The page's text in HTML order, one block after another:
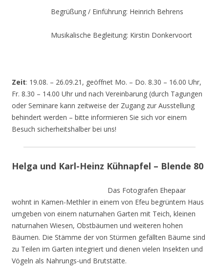
Begrüßung / Einführung: Heinrich Behrens
Musikalische Begleitung: Kirstin Donkervoort
Zeit: 19.08. – 26.09.21, geöffnet Mo. – Do. 8.30 – 16.00 Uhr,
Fr. 8.30 – 14.00 Uhr und nach Vereinbarung (durch Tagungen
oder Seminare kann zeitweise der Zugang zur Ausstellung
behindert werden – bitte informieren Sie sich vor einem
Besuch sicherheitshalber bei uns!
Helga und Karl-Heinz Kühnapfel – Blende 80
Das Fotografen Ehepaar
wohnt in Kamen-Methler in einem von Efeu begrüntem Haus
umgeben von einem naturnahen Garten mit Teich, kleinen
naturnahen Wiesen, Obstbäumen und weiteren hohen
Bäumen. Die Stämme der von Stürmen gefällten Bäume sind
zu Teilen im Garten integriert und dienen vielen Insekten und
Vögeln als Nahrungs-und Brutstätte.